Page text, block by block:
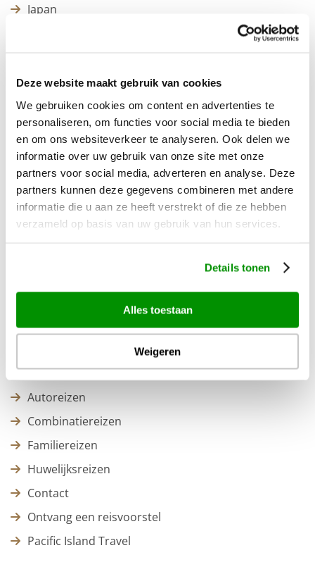
Deze website maakt gebruik van cookies
We gebruiken cookies om content en advertenties te
personaliseren, om functies voor social media te bieden
en om ons websiteverkeer te analyseren. Ook delen we
informatie over uw gebruik van onze site met onze
partners voor social media, adverteren en analyse. Deze
partners kunnen deze gegevens combineren met andere
informatie die u aan ze heeft verstrekt of die ze hebben
verzameld op basis van uw gebruik van hun services.
Details tonen
Alles toestaan
Weigeren
Japan
Namibië
Nieuw-Zeeland
Thailand
Zanzibar
Zuid-Afrika
Algemeen
Safarireizen
Strandvakanties
Autoreizen
Combinatiereizen
Familiereizen
Huwelijksreizen
Contact
Ontvang een reisvoorstel
Pacific Island Travel